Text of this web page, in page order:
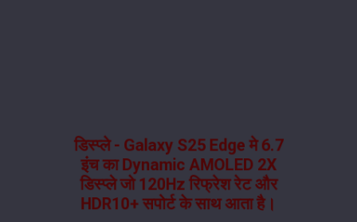
डिस्प्ले - Galaxy S25 Edge मे 6.7
इंच का Dynamic AMOLED 2X
डिस्प्ले जो 120Hz रिफ्रेश रेट और
HDR10+ सपोर्ट के साथ आता है।